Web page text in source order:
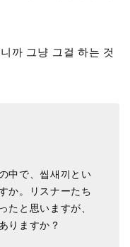
까 그냥 그걸 하는 것
中で、씹새끼とい
か。リスナーたち
たと思いますが、
りますか？